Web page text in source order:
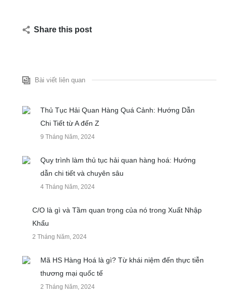
Share this post
Bài viết liên quan
Thủ Tục Hải Quan Hàng Quá Cảnh: Hướng Dẫn
Chi Tiết từ A đến Z
9 Tháng Năm, 2024
Quy trình làm thủ tục hải quan hàng hoá: Hướng
dẫn chi tiết và chuyên sâu
4 Tháng Năm, 2024
C/O là gì và Tầm quan trọng của nó trong Xuất Nhập
Khẩu
2 Tháng Năm, 2024
Mã HS Hàng Hoá là gì? Từ khái niệm đến thực tiễn
thương mại quốc tế
2 Tháng Năm, 2024